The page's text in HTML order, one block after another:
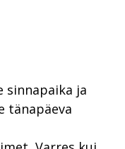
sinnapaika ja
tänapäeva